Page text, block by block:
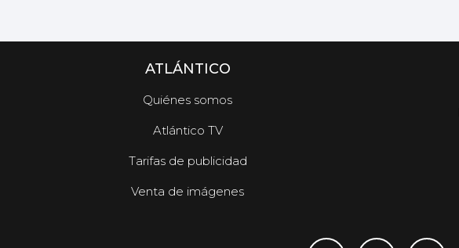
ATLÁNTICO
Quiénes somos
Atlántico TV
Tarifas de publicidad
Venta de imágenes